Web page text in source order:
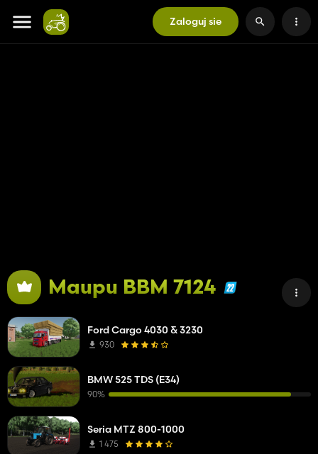
Zaloguj sie
Maupu BBM 7124
Ford Cargo 4030 & 3230
930
BMW 525 TDS (E34)
90%
Seria MTZ 800-1000
1 475